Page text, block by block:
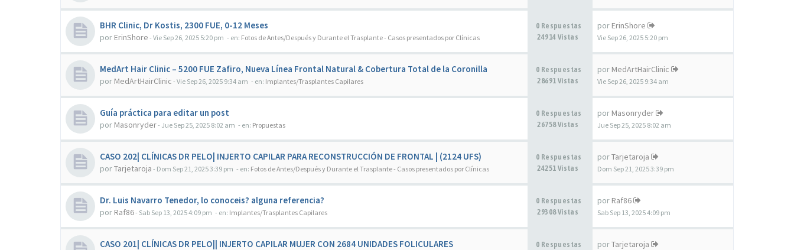
BHR Clinic, Dr Kostis, 2300 FUE, 0-12 Meses
por ErinShore - Vie Sep 26, 2025 5:20 pm - en: Fotos de Antes/Después y Durante el Trasplante - Casos presentados por Clínicas
0 Respuestas
24914 Vistas
por ErinShore
Vie Sep 26, 2025 5:20 pm
MedArt Hair Clinic – 5200 FUE Zafiro, Nueva Línea Frontal Natural & Cobertura Total de la Coronilla
por MedArtHairClinic - Vie Sep 26, 2025 9:34 am - en: Implantes/Trasplantes Capilares
0 Respuestas
28691 Vistas
por MedArtHairClinic
Vie Sep 26, 2025 9:34 am
Guía práctica para editar un post
por Masonryder- Jue Sep 25, 2025 8:02 am - en: Propuestas
0 Respuestas
26758 Vistas
por Masonryder
Jue Sep 25, 2025 8:02 am
CASO 202| CLÍNICAS DR PELO| INJERTO CAPILAR PARA RECONSTRUCCIÓN DE FRONTAL | (2124 UFS)
porTarjetaroja - Dom Sep 21, 2025 3:39 pm - en: Fotos de Antes/Después y Durante el Trasplante - Casos presentados por Clínicas
0 Respuestas
24251 Vistas
porTarjetaroja
Dom Sep 21, 2025 3:39 pm
Dr. Luis Navarro Tenedor, lo conoceis? alguna referencia?
por Raf86- Sab Sep 13, 2025 4:09 pm - en: Implantes/Trasplantes Capilares
0 Respuestas
29308 Vistas
por Raf86
Sab Sep 13, 2025 4:09 pm
CASO 201| CLÍNICAS DR PELO|| INJERTO CAPILAR MUJER CON 2684 UNIDADES FOLICULARES
0 Respuestas
porTarjetaroja